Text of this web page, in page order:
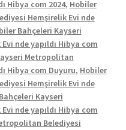
Hibya com 2024, Hobiler
Hemşirelik Evi nde
Bahçeleri Kayseri
nde yapıldı Hibya com
Metropolitan
Hibya com Duyuru, Hobiler
Hemşirelik Evi nde
Kayseri
nde yapıldı Hibya com
Belediyesi